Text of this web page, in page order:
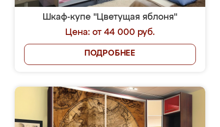
Шкаф-купе "Цветущая яблоня"
Цена: от 44 000 руб.
ПОДРОБНЕЕ